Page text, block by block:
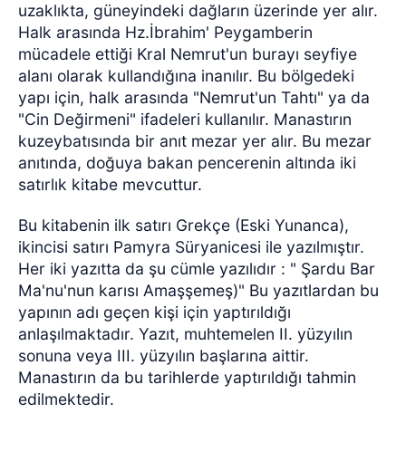
uzaklıkta, güneyindeki dağların üzerinde yer alır.
Halk arasında Hz.İbrahim' Peygamberin
mücadele ettiği Kral Nemrut'un burayı seyfiye
alanı olarak kullandığına inanılır. Bu bölgedeki
yapı için, halk arasında "Nemrut'un Tahtı" ya da
"Cin Değirmeni" ifadeleri kullanılır. Manastırın
kuzeybatısında bir anıt mezar yer alır. Bu mezar
anıtında, doğuya bakan pencerenin altında iki
satırlık kitabe mevcuttur.
Bu kitabenin ilk satırı Grekçe (Eski Yunanca),
ikincisi satırı Pamyra Süryanicesi ile yazılmıştır.
Her iki yazıtta da şu cümle yazılıdır : " Şardu Bar
Ma'nu'nun karısı Amaşşemeş)" Bu yazıtlardan bu
yapının adı geçen kişi için yaptırıldığı
anlaşılmaktadır. Yazıt, muhtemelen II. yüzyılın
sonuna veya III. yüzyılın başlarına aittir.
Manastırın da bu tarihlerde yaptırıldığı tahmin
edilmektedir.